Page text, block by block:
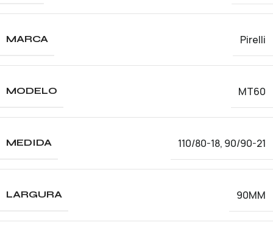
MARCA Pirelli
MODELO MT60
MEDIDA 110/80-18, 90/90-21
LARGURA 90MM